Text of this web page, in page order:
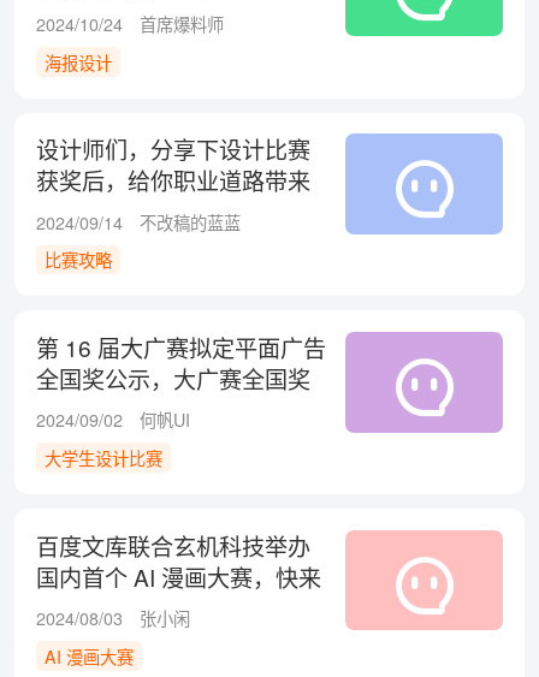
2024/10/24
首席爆料师
海报设计
设计师们，分享下设计比赛
获奖后，给你职业道路带来
的最大变化吧！
2024/09/14
不改稿的蓝蓝
比赛攻略
第 16 届大广赛拟定平面广告
全国奖公示，大广赛全国奖
是这样的吗？
2024/09/02
何帆UI
大学生设计比赛
百度文库联合玄机科技举办
国内首个 AI 漫画大赛，快来
报名参加吧！
2024/08/03
张小闲
AI 漫画大赛